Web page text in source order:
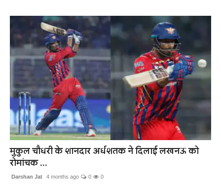
मुकुल चौधरी के शानदार अर्धशतक ने दिलाई लखनऊ को
रोमांचक ...
Darshan Jat 4 months ago 0 0